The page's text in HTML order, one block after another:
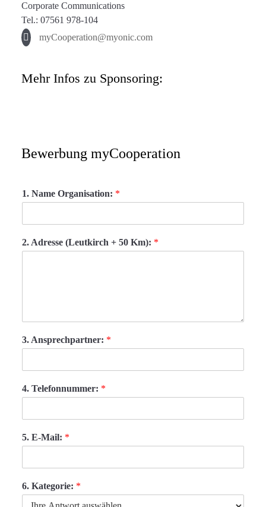
Corporate Communications
Tel.: 07561 978-104
myCooperation@myonic.com
Mehr Infos zu Sponsoring:
Bewerbung myCooperation
1. Name Organisation: *
2. Adresse (Leutkirch + 50 Km): *
3. Ansprechpartner: *
4. Telefonnummer: *
5. E-Mail: *
6. Kategorie: *